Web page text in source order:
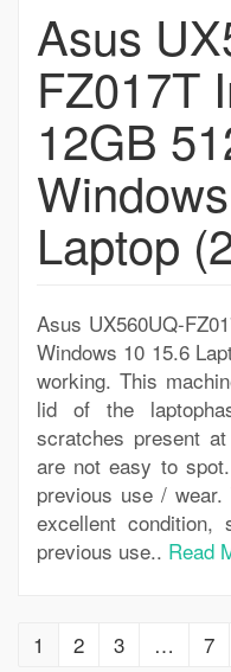
Asus
FZ017T
12GB
Laptop
Asus UX560UQ-
Windows 10 15.6
working. This
lid of the
scratches present
are not easy to
previous use /
excellent condition,
previous use.. Read
1 2 3 … 7